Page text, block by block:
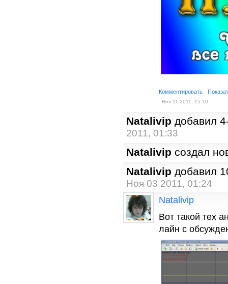
Комментировать ·
Ноя 11 2011, 15:10
Natalivip добавил
2011, 01:33
Natalivip создал
Natalivip добавил
Ноя 03 2011, 01:24
Natalivip
Вот такой тех
лайн с